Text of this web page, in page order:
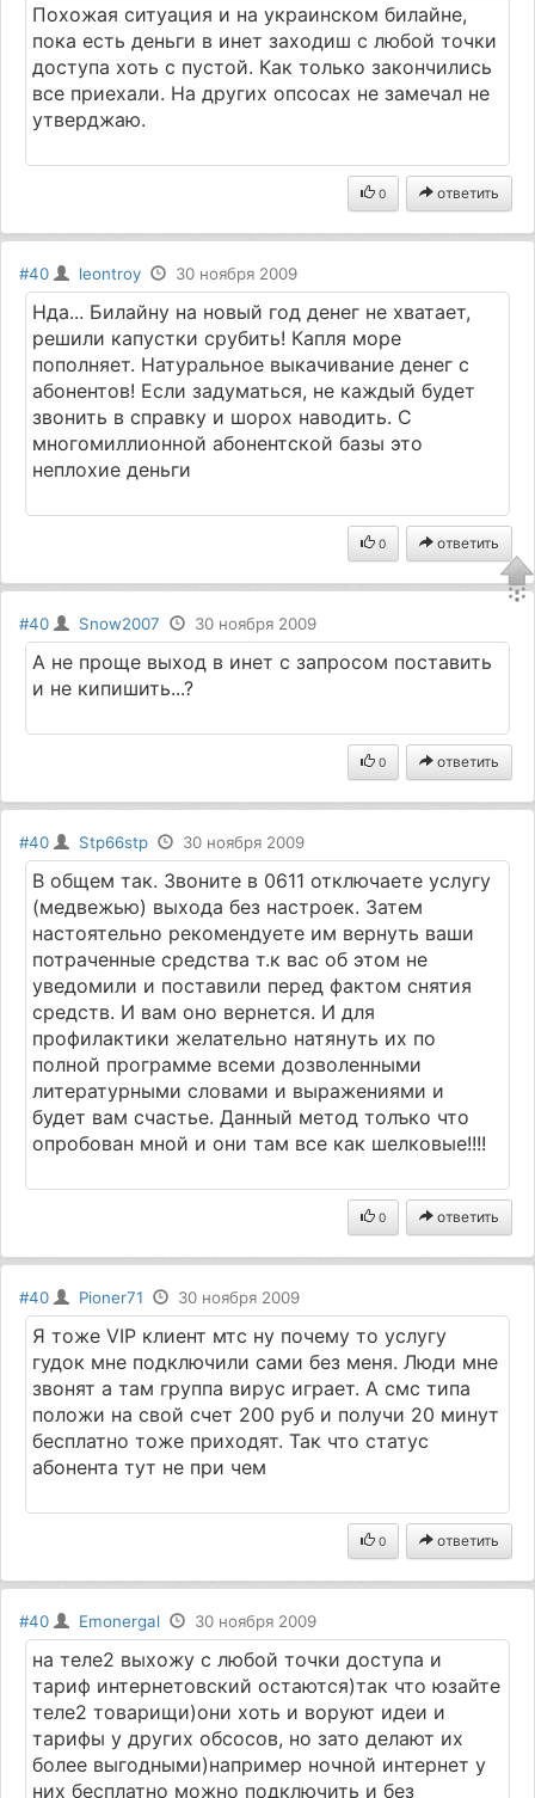
Похожая ситуация и на украинском билайне,
пока есть деньги в инет заходиш с любой точки
доступа хоть с пустой. Как только закончились
все приехали. На других опсосах не замечал не
утверджаю.
0 ответить
#40 leontroy 30 ноября 2009
Нда... Билайну на новый год денег не хватает,
решили капустки срубить! Капля море
пополняет. Натуральное выкачивание денег с
абонентов! Если задуматься, не каждый будет
звонить в справку и шорох наводить. С
многомиллионной абонентской базы это
неплохие деньги
0 ответить
#40 Snow2007 30 ноября 2009
А не проще выход в инет с запросом поставить
и не кипишить...?
0 ответить
#40 Stp66stp 30 ноября 2009
В общем так. Звоните в 0611 отключаете услугу
(медвежью) выхода без настроек. Затем
настоятельно рекомендуете им вернуть ваши
потраченные средства т.к вас об этом не
уведомили и поставили перед фактом снятия
средств. И вам оно вернется. И для
профилактики желательно натянуть их по
полной программе всеми дозволенными
литературными словами и выражениями и
будет вам счастье. Данный метод толъко что
опробован мной и они там все как шелковые!!!!
0 ответить
#40 Pioner71 30 ноября 2009
Я тоже VIP клиент мтс ну почему то услугу
гудок мне подключили сами без меня. Люди мне
звонят а там группа вирус играет. А смс типа
положи на свой счет 200 руб и получи 20 минут
бесплатно тоже приходят. Так что статус
абонента тут не при чем
0 ответить
#40 Emonergal 30 ноября 2009
на теле2 выхожу с любой точки доступа и
тариф интернетовский остаются)так что юзайте
теле2 товарищи)они хоть и воруют идеи и
тарифы у других обсосов, но зато делают их
более выгодными)например ночной интернет у
них бесплатно можно подключить и без